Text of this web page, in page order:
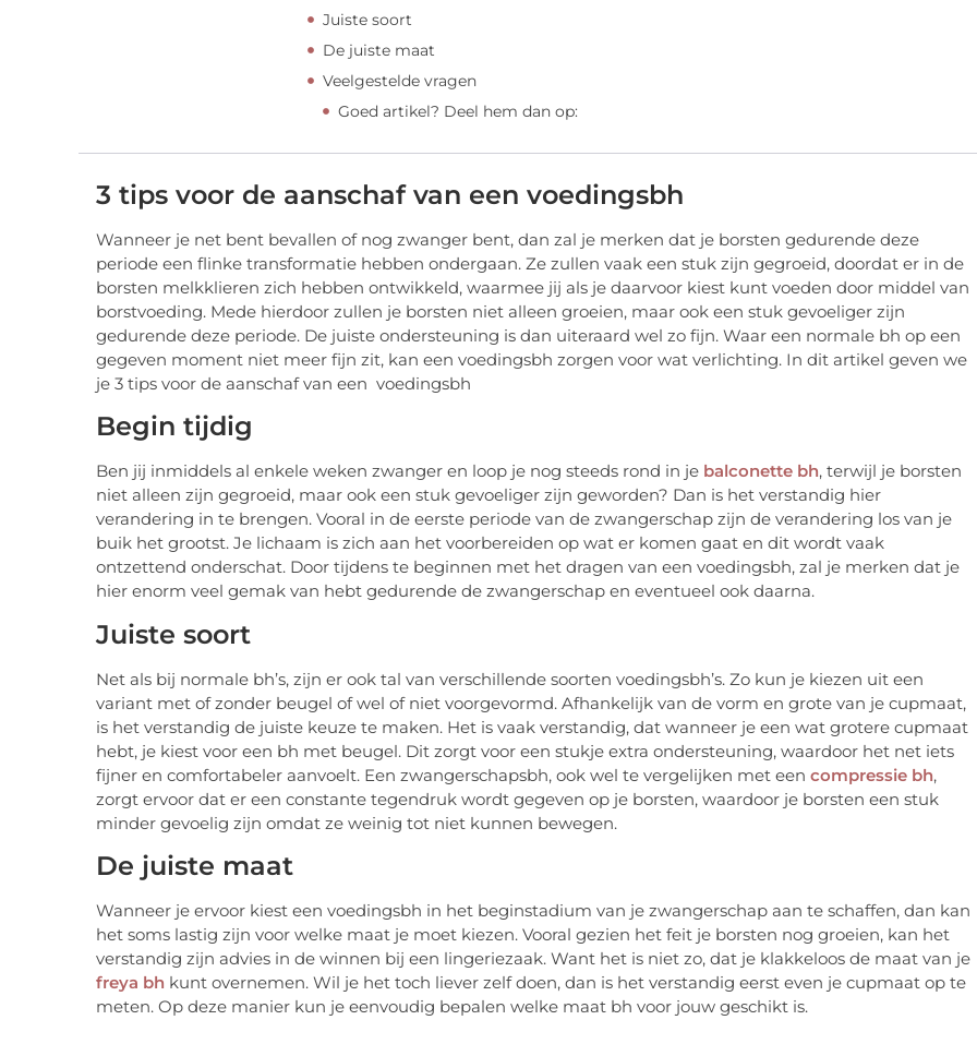
Juiste soort
De juiste maat
Veelgestelde vragen
Goed artikel? Deel hem dan op:
3 tips voor de aanschaf van een voedingsbh
Wanneer je net bent bevallen of nog zwanger bent, dan zal je merken dat je borsten gedurende deze
periode een flinke transformatie hebben ondergaan. Ze zullen vaak een stuk zijn gegroeid, doordat er in de
borsten melkklieren zich hebben ontwikkeld, waarmee jij als je daarvoor kiest kunt voeden door middel van
borstvoeding. Mede hierdoor zullen je borsten niet alleen groeien, maar ook een stuk gevoeliger zijn
gedurende deze periode. De juiste ondersteuning is dan uiteraard wel zo fijn. Waar een normale bh op een
gegeven moment niet meer fijn zit, kan een voedingsbh zorgen voor wat verlichting. In dit artikel geven we
je 3 tips voor de aanschaf van een voedingsbh
Begin tijdig
Ben jij inmiddels al enkele weken zwanger en loop je nog steeds rond in je balconette bh, terwijl je borsten
niet alleen zijn gegroeid, maar ook een stuk gevoeliger zijn geworden? Dan is het verstandig hier
verandering in te brengen. Vooral in de eerste periode van de zwangerschap zijn de verandering los van je
buik het grootst. Je lichaam is zich aan het voorbereiden op wat er komen gaat en dit wordt vaak
ontzettend onderschat. Door tijdens te beginnen met het dragen van een voedingsbh, zal je merken dat je
hier enorm veel gemak van hebt gedurende de zwangerschap en eventueel ook daarna.
Juiste soort
Net als bij normale bh’s, zijn er ook tal van verschillende soorten voedingsbh’s. Zo kun je kiezen uit een
variant met of zonder beugel of wel of niet voorgevormd. Afhankelijk van de vorm en grote van je cupmaat,
is het verstandig de juiste keuze te maken. Het is vaak verstandig, dat wanneer je een wat grotere cupmaat
hebt, je kiest voor een bh met beugel. Dit zorgt voor een stukje extra ondersteuning, waardoor het net iets
fijner en comfortabeler aanvoelt. Een zwangerschapsbh, ook wel te vergelijken met een compressie bh,
zorgt ervoor dat er een constante tegendruk wordt gegeven op je borsten, waardoor je borsten een stuk
minder gevoelig zijn omdat ze weinig tot niet kunnen bewegen.
De juiste maat
Wanneer je ervoor kiest een voedingsbh in het beginstadium van je zwangerschap aan te schaffen, dan kan
het soms lastig zijn voor welke maat je moet kiezen. Vooral gezien het feit je borsten nog groeien, kan het
verstandig zijn advies in de winnen bij een lingeriezaak. Want het is niet zo, dat je klakkeloos de maat van je
freya bh kunt overnemen. Wil je het toch liever zelf doen, dan is het verstandig eerst even je cupmaat op te
meten. Op deze manier kun je eenvoudig bepalen welke maat bh voor jouw geschikt is.